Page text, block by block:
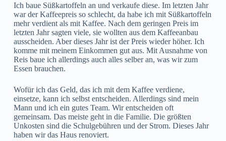
Ich baue Süßkartoffeln an und verkaufe diese. Im letzten Jahr
war der Kaffeepreis so schlecht, da habe ich mit Süßkartoffeln
mehr verdient als mit Kaffee. Nach dem geringen Preis im
letzten Jahr sagten viele, sie wollten aus dem Kaffeeanbau
ausscheiden. Aber dieses Jahr ist der Preis wieder höher. Ich
komme mit meinem Einkommen gut aus. Mit Ausnahme von
Reis baue ich allerdings auch alles selber an, was wir zum
Essen brauchen.
Wofür ich das Geld, das ich mit dem Kaffee verdiene,
einsetze, kann ich selbst entscheiden. Allerdings sind mein
Mann und ich ein gutes Team. Wir entscheiden oft
gemeinsam. Das meiste geht in die Familie. Die größten
Unkosten sind die Schulgebühren und der Strom. Dieses Jahr
haben wir das Haus renoviert.